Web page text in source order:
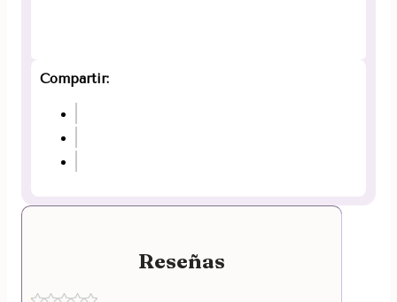
Compartir:
Reseñas